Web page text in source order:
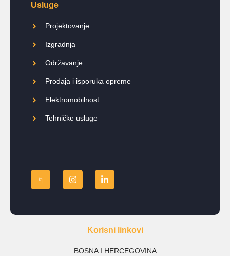
Usluge
Projektovanje
Izgradnja
Održavanje
Prodaja i isporuka opreme
Elektromobilnost
Tehničke usluge
Korisni linkovi
BOSNA I HERCEGOVINA